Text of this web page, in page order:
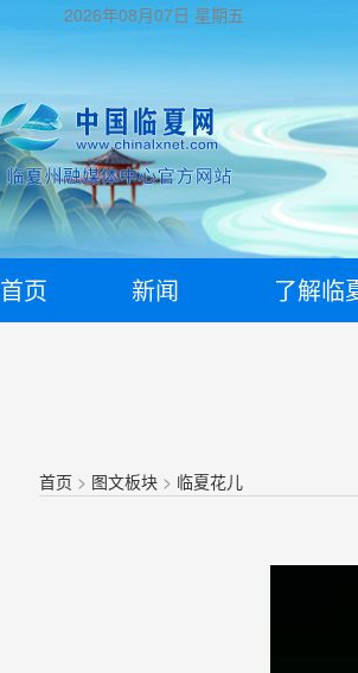
2026年08月07日 星期五
首页 新闻 了解临
首页 > 图文板块 > 临夏花儿